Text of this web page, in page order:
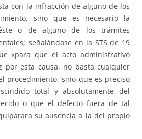
con la infracción de alguno de los
sino que es necesario la
o de alguno de los trámites
señalándose en la STS de 19
«para que el acto administrativo
por esta causa, no basta cualquier
procedimiento, sino que es preciso
total y absolutamente del
o que el defecto fuera de tal
su ausencia a la del propio